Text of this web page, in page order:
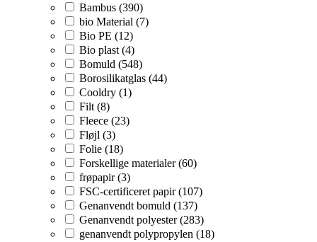
Bambus (390)
bio Material (7)
Bio PE (12)
Bio plast (4)
Bomuld (548)
Borosilikatglas (44)
Cooldry (1)
Filt (8)
Fleece (23)
Fløjl (3)
Folie (18)
Forskellige materialer (60)
frøpapir (3)
FSC-certificeret papir (107)
Genanvendt bomuld (137)
Genanvendt polyester (283)
genanvendt polypropylen (18)